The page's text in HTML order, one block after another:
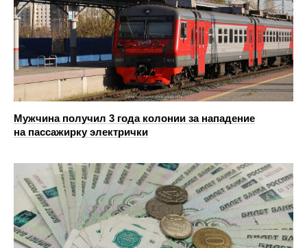
Мужчина получил 3 года колонии за нападение
на пассажирку электрички